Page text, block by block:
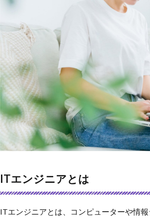
ITエンジニアとは
ITエンジニアとは、コンピューターや情